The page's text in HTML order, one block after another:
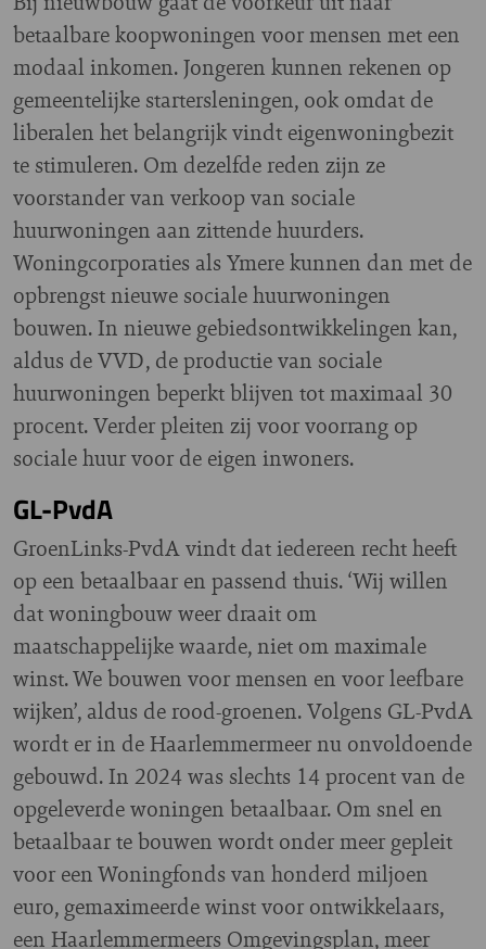
betaalbare koopwoningen voor mensen met een
modaal inkomen. Jongeren kunnen rekenen op
gemeentelijke startersleningen, ook omdat de
liberalen het belangrijk vindt eigenwoningbezit
te stimuleren. Om dezelfde reden zijn ze
voorstander van verkoop van sociale
huurwoningen aan zittende huurders.
Woningcorporaties als Ymere kunnen dan met de
opbrengst nieuwe sociale huurwoningen
bouwen. In nieuwe gebiedsontwikkelingen kan,
aldus de VVD, de productie van sociale
huurwoningen beperkt blijven tot maximaal 30
procent. Verder pleiten zij voor voorrang op
sociale huur voor de eigen inwoners.
GL-PvdA
GroenLinks-PvdA vindt dat iedereen recht heeft
op een betaalbaar en passend thuis. ‘Wij willen
dat woningbouw weer draait om
maatschappelijke waarde, niet om maximale
winst. We bouwen voor mensen en voor leefbare
wijken’, aldus de rood-groenen. Volgens GL-PvdA
wordt er in de Haarlemmermeer nu onvoldoende
gebouwd. In 2024 was slechts 14 procent van de
opgeleverde woningen betaalbaar. Om snel en
betaalbaar te bouwen wordt onder meer gepleit
voor een Woningfonds van honderd miljoen
euro, gemaximeerde winst voor ontwikkelaars,
een Haarlemmermeers Omgevingsplan, meer